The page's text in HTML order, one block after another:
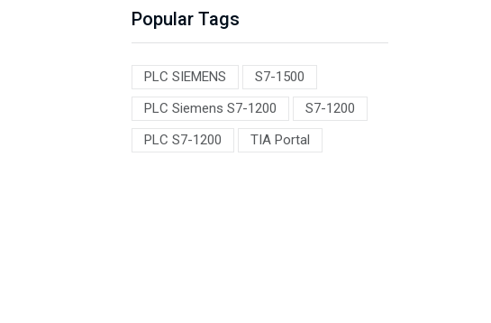
Popular Tags
PLC SIEMENS
S7-1500
PLC Siemens S7-1200
S7-1200
PLC S7-1200
TIA Portal